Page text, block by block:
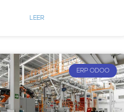
LEER
ERP ODOO